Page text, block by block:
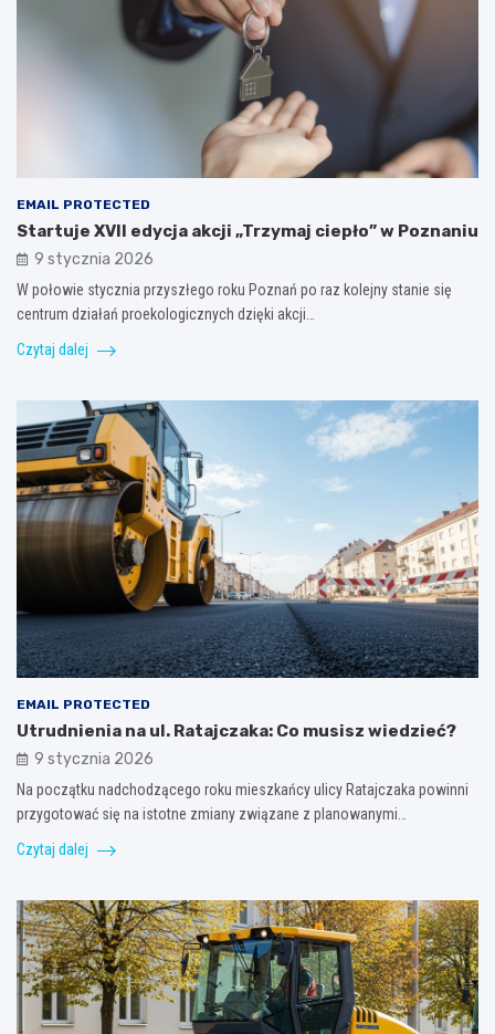
EMAIL PROTECTED
Startuje XVII edycja akcji „Trzymaj ciepło” w Poznaniu
9 stycznia 2026
W połowie stycznia przyszłego roku Poznań po raz kolejny stanie się
centrum działań proekologicznych dzięki akcji…
Czytaj dalej
EMAIL PROTECTED
Utrudnienia na ul. Ratajczaka: Co musisz wiedzieć?
9 stycznia 2026
Na początku nadchodzącego roku mieszkańcy ulicy Ratajczaka powinni
przygotować się na istotne zmiany związane z planowanymi…
Czytaj dalej